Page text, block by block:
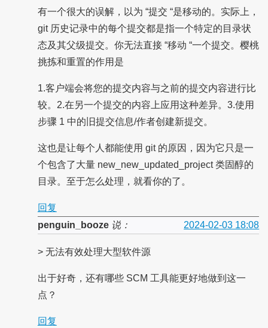
有一个很大的误解，以为 “提交 “是移动的。实际上，
git 历史记录中的每个提交都是指一个特定的目录状
态及其父级提交。你无法直接 “移动 “一个提交。樱桃
挑拣和重置的作用是
1.客户端会将您的提交内容与之前的提交内容进行比
较。2.在另一个提交的内容上应用这种差异。3.使用
步骤 1 中的旧提交信息/作者创建新提交。
这也是让每个人都能使用 git 的原因，因为它只是一
个包含了大量 new_new_updated_project 类固醇的
目录。至于怎么处理，就看你的了。
回复
penguin_booze说： 2024-02-03 18:08
> 无法有效处理大型软件源
出于好奇，还有哪些 SCM 工具能更好地做到这一
点？
回复